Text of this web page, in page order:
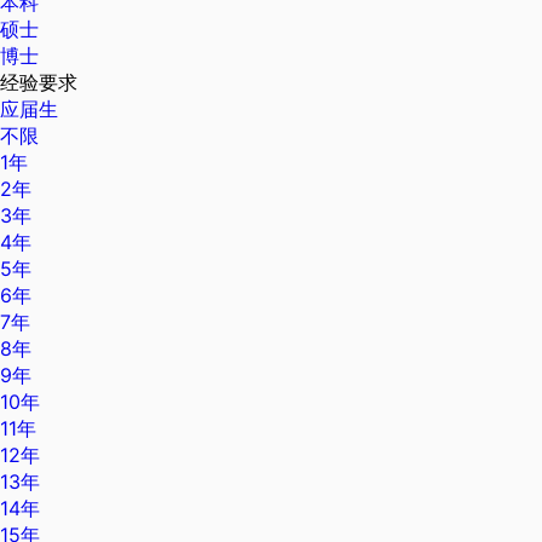
硕士
博士
经验要求
应届生
不限
1年
2年
3年
4年
5年
6年
7年
8年
9年
10年
11年
12年
13年
14年
15年